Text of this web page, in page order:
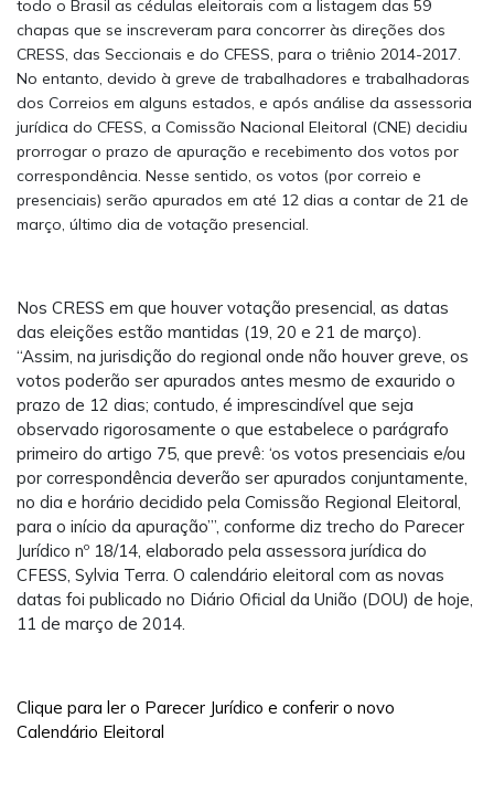
todo o Brasil as cédulas eleitorais com a listagem das 59
chapas que se inscreveram para concorrer às direções dos
CRESS, das Seccionais e do CFESS, para o triênio 2014-2017.
No entanto, devido à greve de trabalhadores e trabalhadoras
dos Correios em alguns estados, e após análise da assessoria
jurídica do CFESS, a Comissão Nacional Eleitoral (CNE) decidiu
prorrogar o prazo de apuração e recebimento dos votos por
correspondência. Nesse sentido, os votos (por correio e
presenciais) serão apurados em até 12 dias a contar de 21 de
março, último dia de votação presencial.
Nos CRESS em que houver votação presencial, as datas
das eleições estão mantidas (19, 20 e 21 de março).
“Assim, na jurisdição do regional onde não houver greve, os
votos poderão ser apurados antes mesmo de exaurido o
prazo de 12 dias; contudo, é imprescindível que seja
observado rigorosamente o que estabelece o parágrafo
primeiro do artigo 75, que prevê: ‘os votos presenciais e/ou
por correspondência deverão ser apurados conjuntamente,
no dia e horário decidido pela Comissão Regional Eleitoral,
para o início da apuração’”, conforme diz trecho do Parecer
Jurídico nº 18/14, elaborado pela assessora jurídica do
CFESS, Sylvia Terra. O calendário eleitoral com as novas
datas foi publicado no Diário Oficial da União (DOU) de hoje,
11 de março de 2014.
Clique para ler o Parecer Jurídico e conferir o novo
Calendário Eleitoral